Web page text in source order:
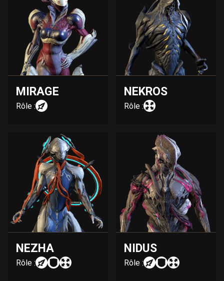
MIRAGE
Rôle :
NEKROS
Rôle :
NEZHA
Rôle :
NIDUS
Rôle :